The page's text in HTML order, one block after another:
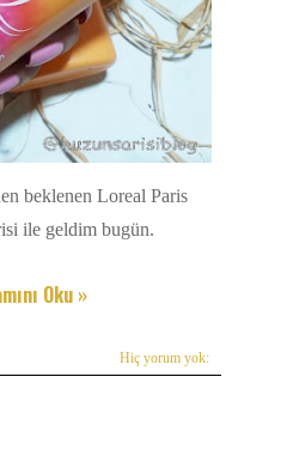
beklenen Loreal Paris
ile geldim bugün.
Oku »
Hiç yorum yok: